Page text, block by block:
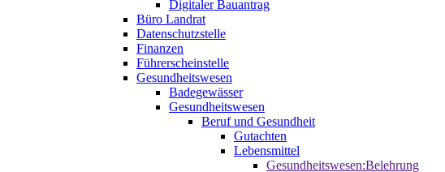
Digitaler Bauantrag
Büro Landrat
Datenschutzstelle
Finanzen
Führerscheinstelle
Gesundheitswesen
Badegewässer
Gesundheitswesen
Beruf und Gesundheit
Gutachten
Lebensmittel
Gesundheitswesen:Belehrung